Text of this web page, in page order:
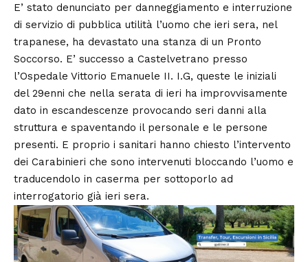
E’ stato denunciato per danneggiamento e interruzione
di servizio di pubblica utilità l’uomo che ieri sera, nel
trapanese, ha devastato una stanza di un Pronto
Soccorso. E’ successo a Castelvetrano presso
l’Ospedale Vittorio Emanuele II. I.G, queste le iniziali
del 29enni che nella serata di ieri ha improvvisamente
dato in escandescenze provocando seri danni alla
struttura e spaventando il personale e le persone
presenti. E proprio i sanitari hanno chiesto l’intervento
dei Carabinieri che sono intervenuti bloccando l’uomo e
traducendolo in caserma per sottoporlo ad
interrogatorio già ieri sera.